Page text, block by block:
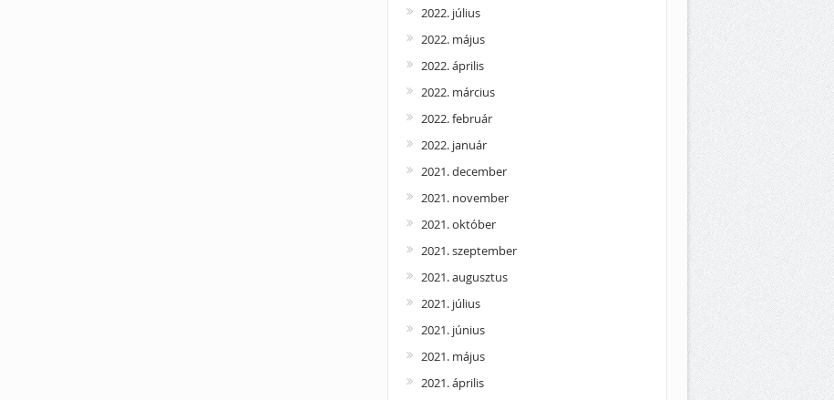
2022. július
2022. május
2022. április
2022. március
2022. február
2022. január
2021. december
2021. november
2021. október
2021. szeptember
2021. augusztus
2021. július
2021. június
2021. május
2021. április